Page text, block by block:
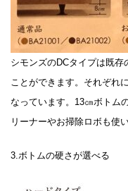
シモンズのDCタイプは既
ことができます。それぞれ
なっています。13㎝ボトム
リーナーやお掃除ロボも使
3.ボトムの硬さが選べる